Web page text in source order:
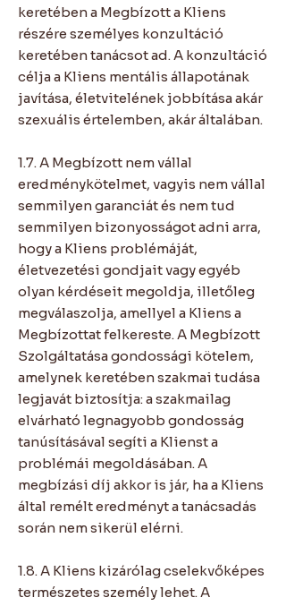
keretében a Megbízott a Kliens
részére személyes konzultáció
keretében tanácsot ad. A konzultáció
célja a Kliens mentális állapotának
javítása, életvitelének jobbítása akár
szexuális értelemben, akár általában.
1.7. A Megbízott nem vállal
eredménykötelmet, vagyis nem vállal
semmilyen garanciát és nem tud
semmilyen bizonyosságot adni arra,
hogy a Kliens problémáját,
életvezetési gondjait vagy egyéb
olyan kérdéseit megoldja, illetőleg
megválaszolja, amellyel a Kliens a
Megbízottat felkereste. A Megbízott
Szolgáltatása gondossági kötelem,
amelynek keretében szakmai tudása
legjavát biztosítja: a szakmailag
elvárható legnagyobb gondosság
tanúsításával segíti a Klienst a
problémái megoldásában. A
megbízási díj akkor is jár, ha a Kliens
által remélt eredményt a tanácsadás
során nem sikerül elérni.
1.8. A Kliens kizárólag cselekvőképes
természetes személy lehet. A